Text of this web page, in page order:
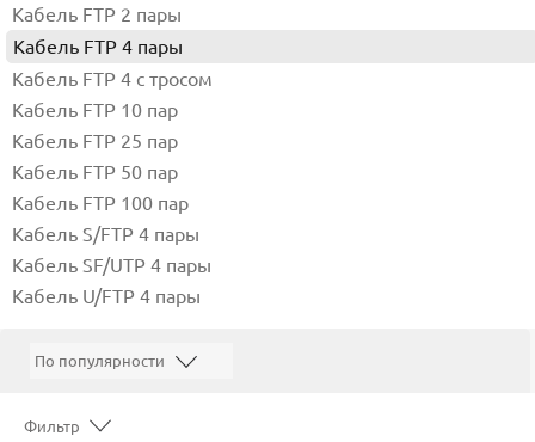
Кабель FTP 2 пары
Кабель FTP 4 пары
Кабель FTP 4 с тросом
Кабель FTP 10 пар
Кабель FTP 25 пар
Кабель FTP 50 пар
Кабель FTP 100 пар
Кабель S/FTP 4 пары
Кабель SF/UTP 4 пары
Кабель U/FTP 4 пары
Фильтр